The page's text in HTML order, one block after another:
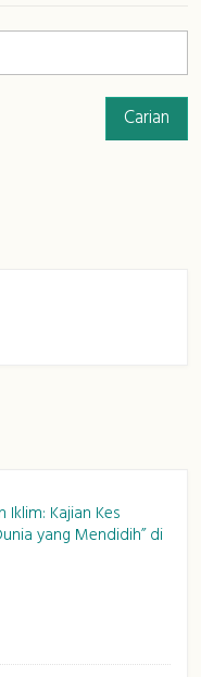
Carian
Kajian Kes
yang Mendidih” di